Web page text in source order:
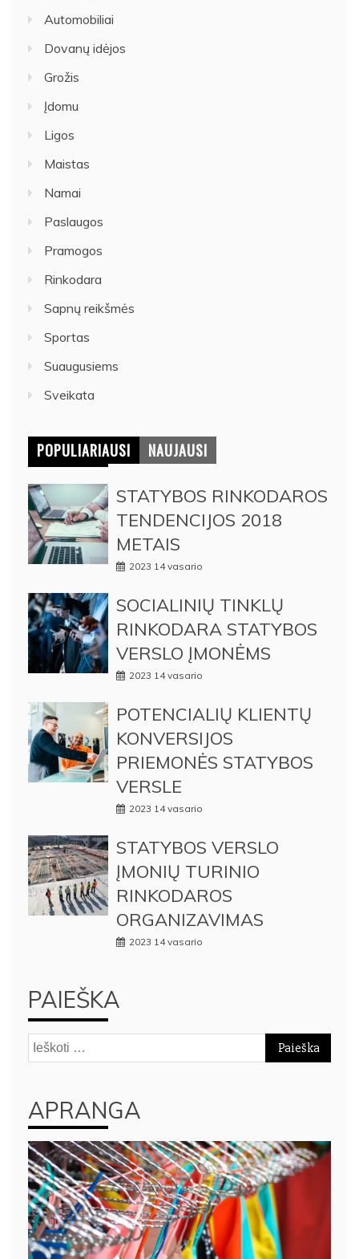
Automobiliai
Dovanų idėjos
Grožis
Įdomu
Ligos
Maistas
Namai
Paslaugos
Pramogos
Rinkodara
Sapnų reikšmės
Sportas
Suaugusiems
Sveikata
POPULIARIAUSI NAUJAUSI
STATYBOS RINKODAROS
TENDENCIJOS 2018
METAIS
2023 14 vasario
SOCIALINIŲ TINKLŲ
RINKODARA STATYBOS
VERSLO ĮMONĖMS
2023 14 vasario
POTENCIALIŲ KLIENTŲ
KONVERSIJOS
PRIEMONĖS STATYBOS
VERSLE
2023 14 vasario
STATYBOS VERSLO
ĮMONIŲ TURINIO
RINKODAROS
ORGANIZAVIMAS
2023 14 vasario
PAIEŠKA
Ieškoti:
APRANGA